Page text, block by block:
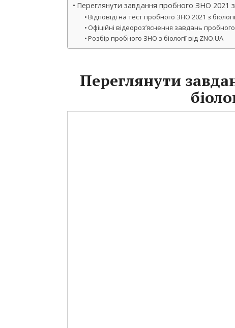
Переглянути завдання пробного ЗНО 2021 з
Відповіді на тест пробного ЗНО 2021 з
Офіційні відеороз’яснення завдань
Розбір пробного ЗНО з біології від ZNO.UA
Переглянути